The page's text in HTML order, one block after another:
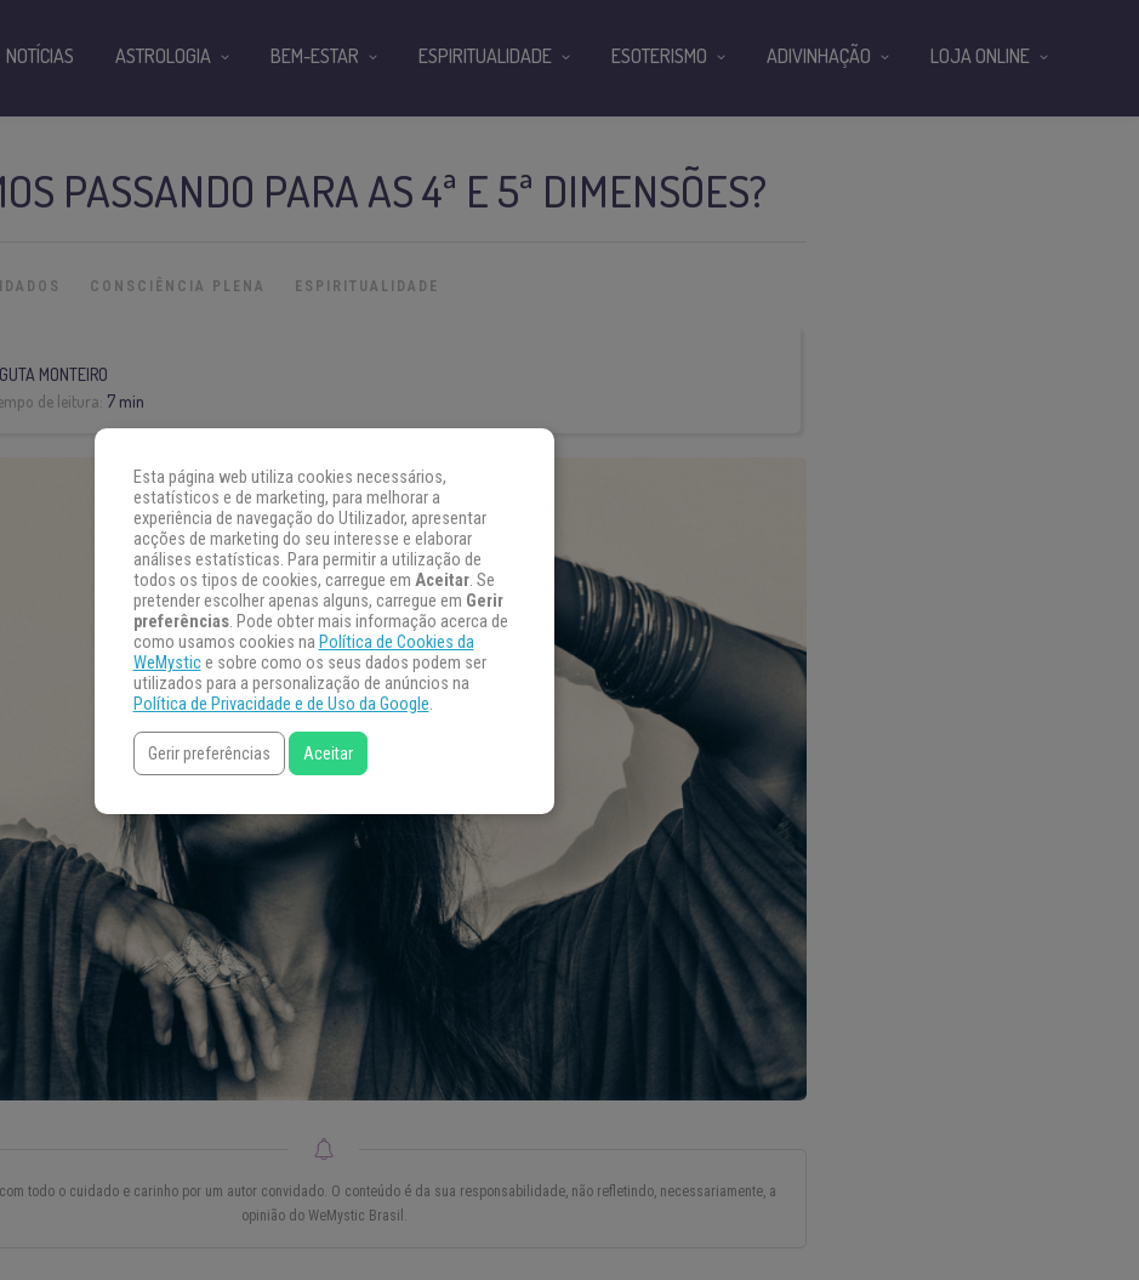
PASSANDO PARA AS 4ª E 5ª DIMENSÕES?
CONSCIÊNCIA PLENA ESPIRITUALIDADE
GUTA MONTEIRO
de leitura: 7 min
todo o cuidado e carinho por um autor convidado. O conteúdo é da sua responsabilidade, não refletindo, necessariamente, a
opinião do WeMystic Brasil.
NOTÍCIAS ASTROLOGIA BEM-ESTAR ESPIRITUALIDADE ESOTERISMO ADIVINHAÇÃO LOJA ONLINE
Esta página web utiliza cookies necessários,
estatísticos e de marketing, para melhorar a
experiência de navegação do Utilizador, apresentar
acções de marketing do seu interesse e elaborar
análises estatísticas. Para permitir a utilização de
todos os tipos de cookies, carregue em Aceitar. Se
pretender escolher apenas alguns, carregue em Gerir
preferências. Pode obter mais informação acerca de
como usamos cookies na Política de Cookies da
WeMystice sobre como os seus dados podem ser
utilizados para a personalização de anúncios na
Política de Privacidade e de Uso da Google.
Gerir preferências Aceitar